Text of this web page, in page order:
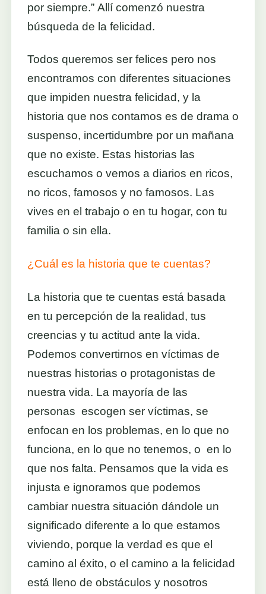
por siempre.” Allí comenzó nuestra
búsqueda de la felicidad.
Todos queremos ser felices pero nos
encontramos con diferentes situaciones
que impiden nuestra felicidad, y la
historia que nos contamos es de drama o
suspenso, incertidumbre por un mañana
que no existe. Estas historias las
escuchamos o vemos a diarios en ricos,
no ricos, famosos y no famosos. Las
vives en el trabajo o en tu hogar, con tu
familia o sin ella.
¿Cuál es la historia que te cuentas?
La historia que te cuentas está basada
en tu percepción de la realidad, tus
creencias y tu actitud ante la vida.
Podemos convertirnos en víctimas de
nuestras historias o protagonistas de
nuestra vida. La mayoría de las
personas escogen ser víctimas, se
enfocan en los problemas, en lo que no
funciona, en lo que no tenemos, o en lo
que nos falta. Pensamos que la vida es
injusta e ignoramos que podemos
cambiar nuestra situación dándole un
significado diferente a lo que estamos
viviendo, porque la verdad es que el
camino al éxito, o el camino a la felicidad
está lleno de obstáculos y nosotros